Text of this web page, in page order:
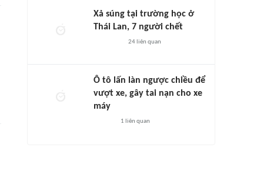
Xả súng tại trường học ở
Thái Lan, 7 người chết
24liên quan
Ô tô lấn làn ngược chiều để
vượt xe, gây tai nạn cho xe
máy
1 liên quan